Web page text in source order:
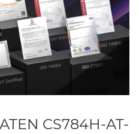
CS784H-AT-